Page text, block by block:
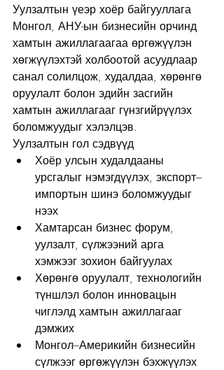
Уулзалтын үеэр хоёр байгууллага
Монгол, АНУ-ын бизнесийн орчинд
хамтын ажиллагаагаа өргөжүүлэн
хөгжүүлэхтэй холбоотой асуудлаар
санал солилцож, худалдаа, хөрөнгө
оруулалт болон эдийн засгийн
хамтын ажиллагааг гүнзгийрүүлэх
боломжуудыг хэлэлцэв.
Уулзалтын гол сэдвүүд
Хоёр улсын худалдааны
урсгалыг нэмэгдүүлэх, экспорт–
импортын шинэ боломжуудыг
нээх
Хамтарсан бизнес форум,
уулзалт, сүлжээний арга
хэмжээг зохион байгуулах
Хөрөнгө оруулалт, технологийн
түншлэл болон инновацын
чиглэлд хамтын ажиллагааг
дэмжих
Монгол–Америкийн бизнесийн
сүлжээг өргөжүүлэн бэхжүүлэх